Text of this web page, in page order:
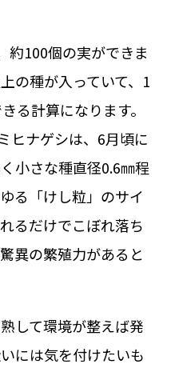
約100個の実ができま
の種が入っていて、1
る計算になります。
ヒナゲシは、6月頃に
小さな種直径0.6㎜程
る「けし粒」のサイ
るだけでこぼれ落ち
異の繁殖力があると
して環境が整えば発
には気を付けたいも